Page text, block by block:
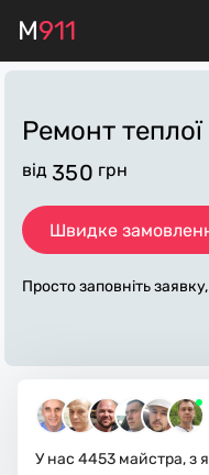
M911
Ремонт теплої
від 350 грн
Швидке
Просто заповніть заявку,
питання по «ремонт
Виконавці стежать за
У нас 4453 майстра, з